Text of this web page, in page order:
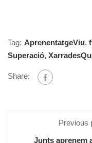
Tag: AprenentatgeViu,
Superació,
Share:
Previous
Junts aprenem